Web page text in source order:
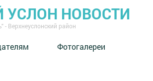
УСЛОН НОВОСТИ
- Верхнеуслонский район
Фотогалереи